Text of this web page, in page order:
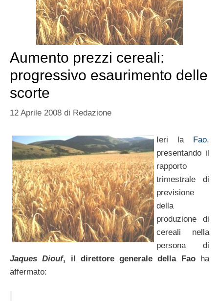
Aumento prezzi cereali:
progressivo esaurimento delle
scorte
12 Aprile 2008 di Redazione
Ieri laFao,
presentando il
rapporto
trimestrale di
previsione
della
produzione di
cereali nella
persona di
Jaques Diouf, il direttore generale della Faoha
affermato: